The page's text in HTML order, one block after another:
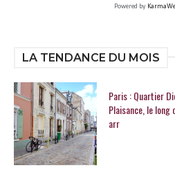
Powered by
LA TENDANCE DU MOIS
Paris : Quartier
Plaisance, le long
arr